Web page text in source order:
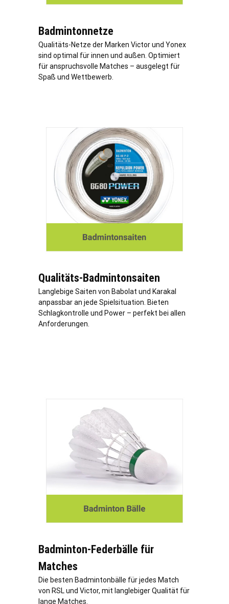
Badmintonnetze
Qualitäts-Netze der Marken Victor und Yonex
sind optimal für innen und außen. Optimiert
für anspruchsvolle Matches – ausgelegt für
Spaß und Wettbewerb.
Qualitäts-Badmintonsaiten
Langlebige Saiten von Babolat und Karakal
anpassbar an jede Spielsituation. Bieten
Schlagkontrolle und Power – perfekt bei allen
Anforderungen.
Badminton-Federbälle für
Matches
Die besten Badmintonbälle für jedes Match
von RSL und Victor, mit langlebiger Qualität für
lange Matches.